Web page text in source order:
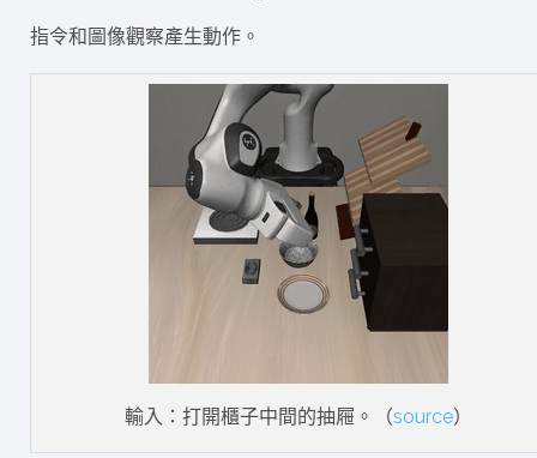
指令和圖像觀察產生動作。
輸入：打開櫃子中間的抽屜。（source）